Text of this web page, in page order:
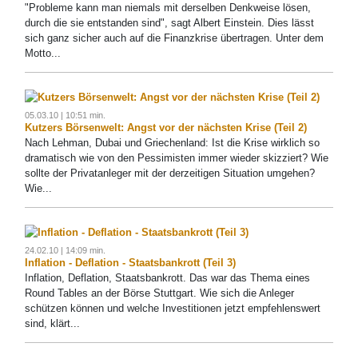
"Probleme kann man niemals mit derselben Denkweise lösen,
durch die sie entstanden sind", sagt Albert Einstein. Dies lässt
sich ganz sicher auch auf die Finanzkrise übertragen. Unter dem
Motto...
05.03.10 | 10:51 min.
Kutzers Börsenwelt: Angst vor der nächsten Krise (Teil 2)
Nach Lehman, Dubai und Griechenland: Ist die Krise wirklich so
dramatisch wie von den Pessimisten immer wieder skizziert? Wie
sollte der Privatanleger mit der derzeitigen Situation umgehen?
Wie...
24.02.10 | 14:09 min.
Inflation - Deflation - Staatsbankrott (Teil 3)
Inflation, Deflation, Staatsbankrott. Das war das Thema eines
Round Tables an der Börse Stuttgart. Wie sich die Anleger
schützen können und welche Investitionen jetzt empfehlenswert
sind, klärt...